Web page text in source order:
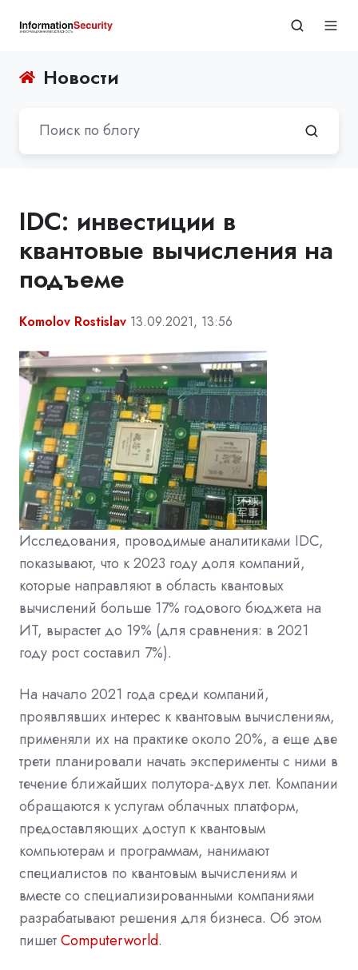
Новости
IDC: инвестиции в
квантовые вычисления на
подъеме
Komolov Rostislav 13.09.2021, 13:56
Исследования, проводимые аналитиками IDC,
показывают, что к 2023 году доля компаний,
которые направляют в область квантовых
вычислений больше 17% годового бюджета на
ИТ, вырастет до 19% (для сравнения: в 2021
году рост составил 7%).
На начало 2021 года среди компаний,
проявлявших интерес к квантовым вычислениям,
применяли их на практике около 20%, а еще две
трети планировали начать эксперименты с ними в
течение ближайших полутора-двух лет. Компании
обращаются к услугам облачных платформ,
предоставляющих доступ к квантовым
компьютерам и программам, нанимают
специалистов по квантовым вычислениям и
вместе со специализированными компаниями
разрабатывают решения для бизнеса. Об этом
пишетComputerworld.